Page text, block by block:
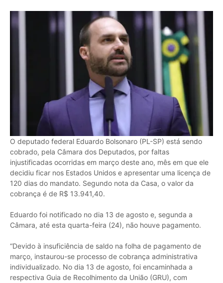
O deputado federal Eduardo Bolsonaro (PL-SP) está sendo
cobrado, pela Câmara dos Deputados, por faltas
injustificadas ocorridas em março deste ano, mês em que ele
decidiu ficar nos Estados Unidos e apresentar uma licença de
120 dias do mandato. Segundo nota da Casa, o valor da
cobrança é de R$ 13.941,40.
Eduardo foi notificado no dia 13 de agosto e, segunda a
Câmara, até esta quarta-feira (24), não houve pagamento.
“Devido à insuficiência de saldo na folha de pagamento de
março, instaurou-se processo de cobrança administrativa
individualizado. No dia 13 de agosto, foi encaminhada a
respectiva Guia de Recolhimento da União (GRU), com